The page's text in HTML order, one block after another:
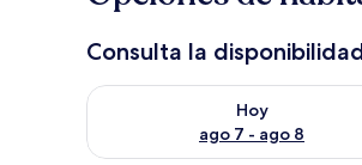
Consulta la
Hoy
ago 7 - ago 8
Consulta la disponibilidad para